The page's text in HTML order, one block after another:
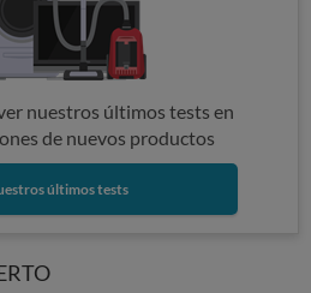
nuestros últimos tests en
de nuevos productos
últimos tests